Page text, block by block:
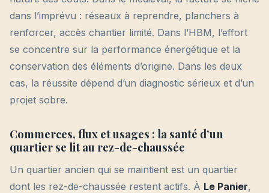
dans l’imprévu : réseaux à reprendre, planchers à
renforcer, accès chantier limité. Dans l’HBM, l’effort
se concentre sur la performance énergétique et la
conservation des éléments d’origine. Dans les deux
cas, la réussite dépend d’un diagnostic sérieux et d’un
projet sobre.
Commerces, flux et usages : la santé d’un
quartier se lit au rez-de-chaussée
Un quartier ancien qui se maintient est un quartier
dont les rez-de-chaussée restent actifs. À Le Panier,